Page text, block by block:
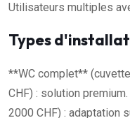
Utilisateurs multiples
Types
**WC complet**
CHF) : solution
2000 CHF) : adaptation